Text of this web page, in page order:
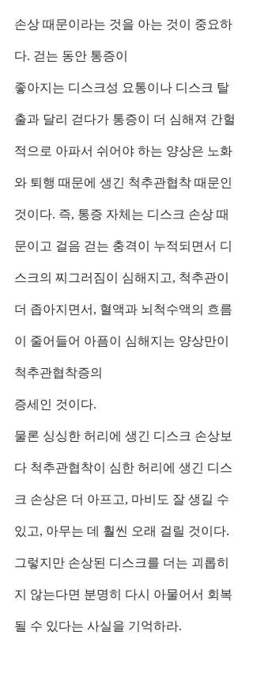
손상 때문이라는 것을 아는 것이 중요하
다. 걷는 동안 통증이
좋아지는 디스크성 요통이나 디스크 탈
출과 달리 걷다가 통증이 더 심해져 간헐
적으로 아파서 쉬어야 하는 양상은 노화
와 퇴행 때문에 생긴 척추관협착 때문인
것이다. 즉, 통증 자체는 디스크 손상 때
문이고 걸음 걷는 충격이 누적되면서 디
스크의 찌그러짐이 심해지고, 척추관이
더 좁아지면서, 혈액과 뇌척수액의 흐름
이 줄어들어 아픔이 심해지는 양상만이
척추관협착증의
증세인 것이다.
물론 싱싱한 허리에 생긴 디스크 손상보
다 척추관협착이 심한 허리에 생긴 디스
크 손상은 더 아프고, 마비도 잘 생길 수
있고, 아무는 데 훨씬 오래 걸릴 것이다.
그렇지만 손상된 디스크를 더는 괴롭히
지 않는다면 분명히 다시 아물어서 회복
될 수 있다는 사실을 기억하라.